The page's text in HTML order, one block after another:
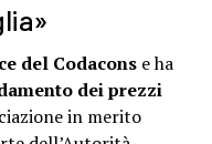
del Codaconse ha
dei prezzi
in merito